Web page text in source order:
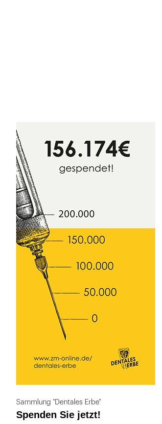
Sammlung "Dentales Erbe"
Spenden Sie jetzt!